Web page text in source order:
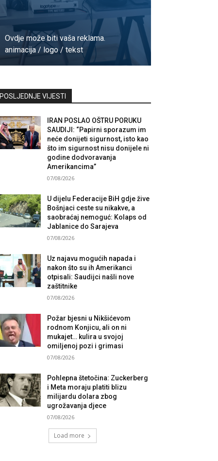
Ovdje može biti vaša reklama.
animacija / logo / tekst
POSLJEDNJE VIJESTI
IRAN POSLAO OŠTRU PORUKU
SAUDIJI: “Papirni sporazum im
neće donijeti sigurnost, isto kao
što im sigurnost nisu donijele ni
godine dodvoravanja
Amerikancima”
07/08/2026
U dijelu Federacije BiH gdje žive
Bošnjaci ceste su nikakve, a
saobraćaj nemoguć: Kolaps od
Jablanice do Sarajeva
07/08/2026
Uz najavu mogućih napada i
nakon što su ih Amerikanci
otpisali: Saudijci našli nove
zaštitnike
07/08/2026
Požar bjesni u Nikšićevom
rodnom Konjicu, ali on ni
mukajet… kulira u svojoj
omiljenoj pozi i grimasi
07/08/2026
Pohlepna štetočina: Zuckerberg
i Meta moraju platiti blizu
milijardu dolara zbog
ugrožavanja djece
07/08/2026
Load more